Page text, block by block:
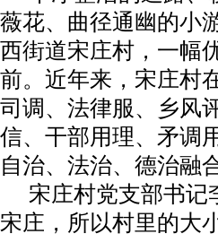
薇花、曲径通幽的
西街道宋庄村，一幅
前。近年来，宋庄村
司调、法律服、乡风
信、干部用理、矛调
自治、法治、德治融
宋庄村党支部书记
宋庄，所以村里的大